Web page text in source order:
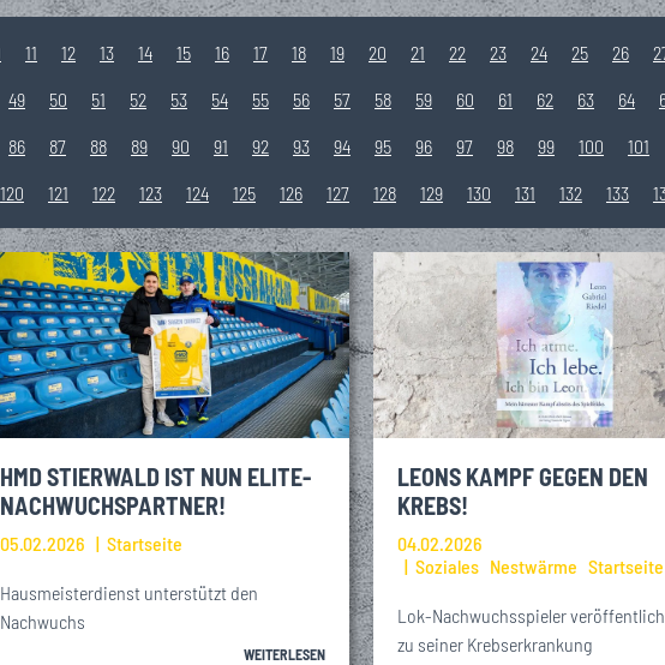
11 12 13 14 15 16 17 18 19 20 21 22 23 24 25 26
49 50 51 52 53 54 55 56 57 58 59 60 61 62 63 64
86 87 88 89 90 91 92 93 94 95 96 97 98 99 100 101
120 121 122 123 124 125 126 127 128 129 130 131 132 133
HMD STIERWALD IST NUN ELITE-
NACHWUCHSPARTNER!
05.02.2026 Startseite
Hausmeisterdienst unterstützt den
Nachwuchs
WEITERLESEN
LEONS KAMPF GEGEN DEN
KREBS!
04.02.2026
Soziales Nestwärme Startseite
Lok-Nachwuchsspieler
zu seiner Krebserkrankung